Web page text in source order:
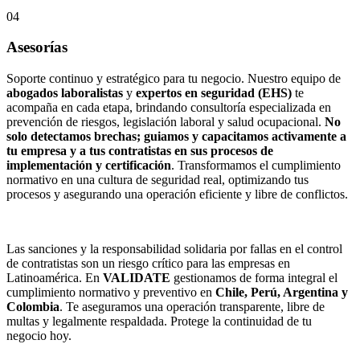
04
Asesorías
Soporte continuo y estratégico para tu negocio. Nuestro equipo de
abogados laboralistas y expertos en seguridad (EHS) te
acompaña en cada etapa, brindando consultoría especializada en
prevención de riesgos, legislación laboral y salud ocupacional. No
solo detectamos brechas; guiamos y capacitamos activamente a
tu empresa y a tus contratistas en sus procesos de
implementación y certificación. Transformamos el cumplimiento
normativo en una cultura de seguridad real, optimizando tus
procesos y asegurando una operación eficiente y libre de conflictos.
Las sanciones y la responsabilidad solidaria por fallas en el control
de contratistas son un riesgo crítico para las empresas en
Latinoamérica. En VALIDATE gestionamos de forma integral el
cumplimiento normativo y preventivo en Chile, Perú, Argentina y
Colombia. Te aseguramos una operación transparente, libre de
multas y legalmente respaldada. Protege la continuidad de tu
negocio hoy.